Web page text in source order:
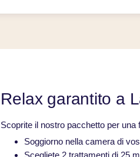
Relax garantito a
Scoprite il nostro pacchetto per una
Soggiorno nella camera di